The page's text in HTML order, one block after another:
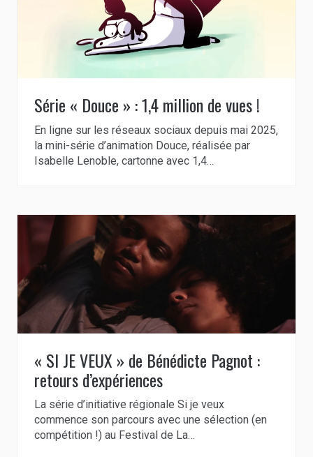
Série « Douce » : 1,4 million de vues !
En ligne sur les réseaux sociaux depuis mai 2025,
la mini-série d’animation Douce, réalisée par
Isabelle Lenoble, cartonne avec 1,4…
« SI JE VEUX » de Bénédicte Pagnot :
retours d’expériences
La série d’initiative régionale Si je veux
commence son parcours avec une sélection (en
compétition !) au Festival de La…